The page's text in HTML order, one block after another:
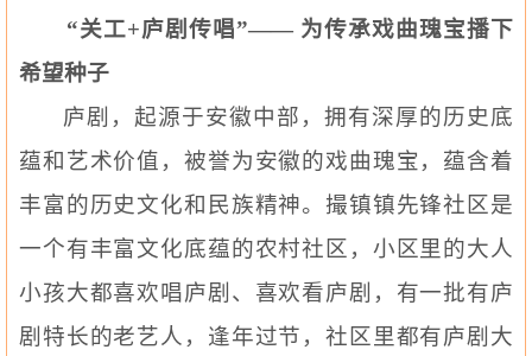
“关工+庐剧传唱”—— 为传承戏曲瑰宝播下
希望种子
庐剧，起源于安徽中部，拥有深厚的历史底
蕴和艺术价值，被誉为安徽的戏曲瑰宝，蕴含着
丰富的历史文化和民族精神。撮镇镇先锋社区是
一个有丰富文化底蕴的农村社区，小区里的大人
小孩大都喜欢唱庐剧、喜欢看庐剧，有一批有庐
剧特长的老艺人，逢年过节，社区里都有庐剧大